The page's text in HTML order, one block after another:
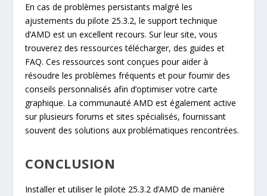
En cas de problèmes persistants malgré les
ajustements du pilote 25.3.2, le support technique
d’AMD est un excellent recours. Sur leur site, vous
trouverez des ressources télécharger, des guides et
FAQ. Ces ressources sont conçues pour aider à
résoudre les problèmes fréquents et pour fournir des
conseils personnalisés afin d’optimiser votre carte
graphique. La communauté AMD est également active
sur plusieurs forums et sites spécialisés, fournissant
souvent des solutions aux problématiques rencontrées.
CONCLUSION
Installer et utiliser le pilote 25.3.2 d’AMD de manière